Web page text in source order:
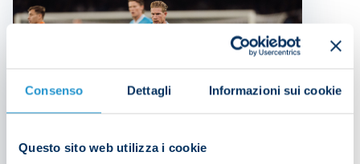
Consenso Dettagli Informazioni sui cookie
Questo sito web utilizza i cookie